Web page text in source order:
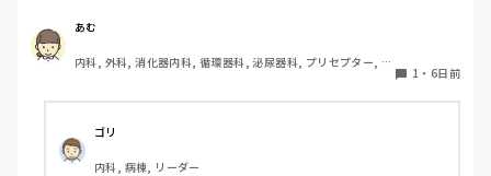
私はどちらかといえば、PNSは好きじゃありません。
でもPNSでやれというからには、もっと業務量に見合った、
新人を指導しながら業務ができるゆとりが欲しいです。
いと思いますか？
あむ
内科, 外科, 消化器内科, 循環器科, 泌尿器科, プリセプター, リ
1 ・ 6日前
ゴリ
内科, 病棟, リーダー